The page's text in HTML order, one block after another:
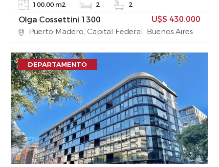
100,00 m2 2 2
Olga Cossettini 1300 U$S 430.000
Puerto Madero, Capital Federal, Buenos Aires
DEPARTAMENTO